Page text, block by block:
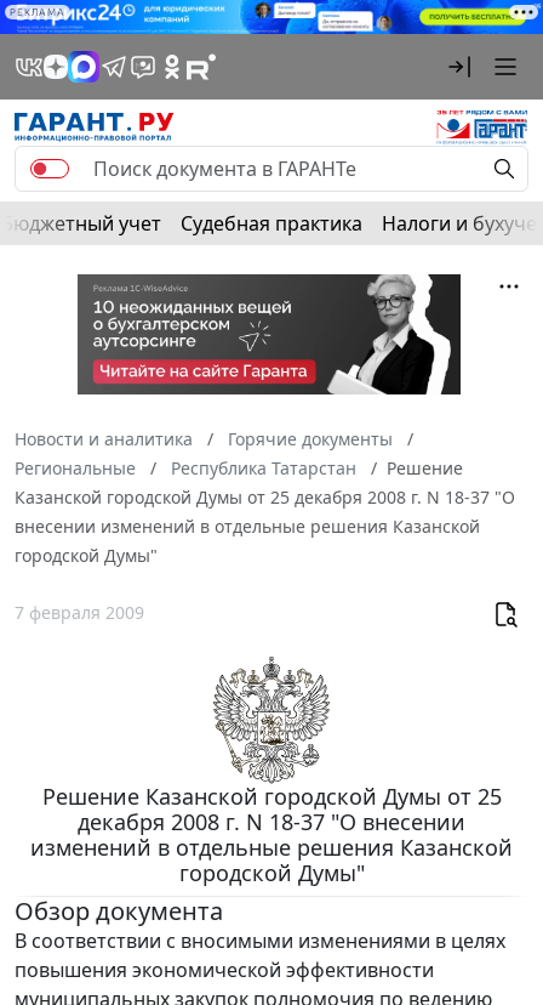
РЕКЛАМА
Бюджетный учет Судебная практика Налоги и
Новости и аналитика
Горячие документы
Региональные
Республика Татарстан
Решение
Казанской городской Думы от 25 декабря 2008 г. N 18-37 "О
внесении изменений в отдельные решения Казанской
городской Думы"
7 февраля 2009
Решение Казанской городской Думы от 25
декабря 2008 г. N 18-37 "О внесении
изменений в отдельные решения Казанской
городской Думы"
Обзор документа
В соответствии с вносимыми изменениями в целях
повышения экономической эффективности
муниципальных закупок полномочия по ведению